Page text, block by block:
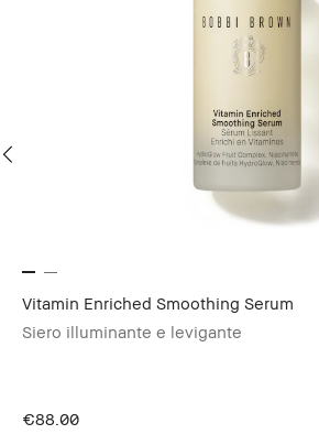
Vitamin Enriched Smoothing Serum
Siero illuminante e levigante
€88.00